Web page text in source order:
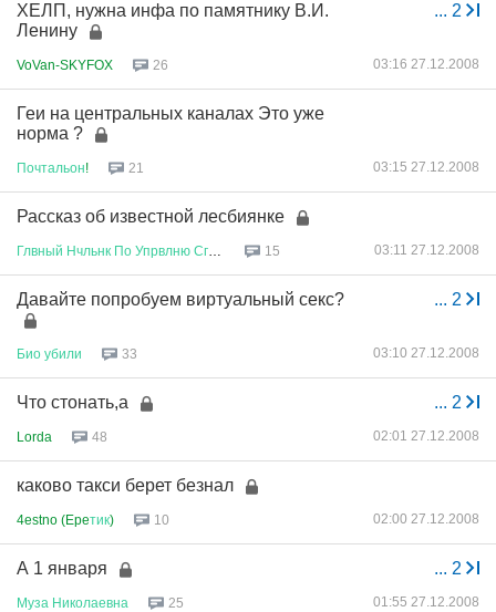
... 2
ХЕЛП, нужна инфа по памятнику В.И.
Ленину
VoVan-SKYFOX 26 03:16 27.12.2008
Геи на центральных каналах Это уже
норма ?
Почтальон! 21 03:15 27.12.2008
Рассказ об известной лесбиянке
Глвный Нчльнк По Упрвлню Сглсв 15 03:11 27.12.2008
... 2
Давайте попробуем виртуальный секс?
Био убили 33 03:10 27.12.2008
... 2
Что стонать,а
Lorda 48 02:01 27.12.2008
каково такси берет безнал
4estno (Epeтик) 10 02:00 27.12.2008
... 2
А 1 января
Муза Николаевна 25 01:55 27.12.2008